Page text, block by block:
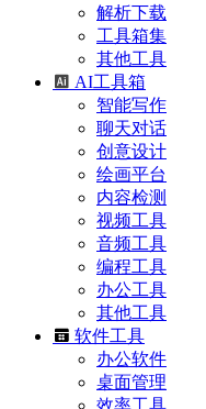
解析下载
工具箱集
其他工具
AI工具箱
智能写作
聊天对话
创意设计
绘画平台
内容检测
视频工具
音频工具
编程工具
办公工具
其他工具
软件工具
办公软件
桌面管理
效率工具